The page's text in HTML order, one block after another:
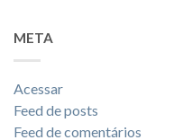
META
Acessar
Feed de posts
Feed de comentários